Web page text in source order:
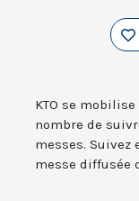
KTO se
nombre de
messes. Suivez
messe diffusée